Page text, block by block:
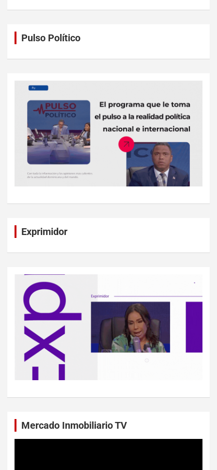
Pulso Político
Exprimidor
Mercado Inmobiliario TV